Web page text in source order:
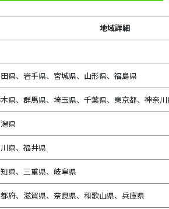
地域詳細
県、 岩手県、宮城県、山形県、福島県
県、群馬県、埼玉県、千葉県、東京都、神奈
県
県、 福井県
県、 三重県、 岐阜県
府、滋賀県、奈良県、和歌山県、兵庫県